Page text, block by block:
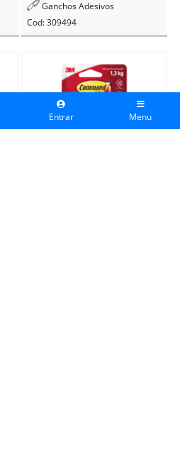
Ganchos Adesivos
Cod: 309494
Entrar Menu